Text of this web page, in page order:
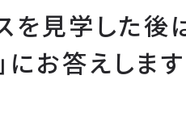
を見学した後
にお答えします